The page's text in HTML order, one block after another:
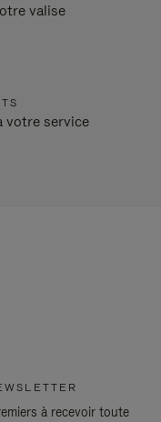
valise
votre service
à recevoir toute